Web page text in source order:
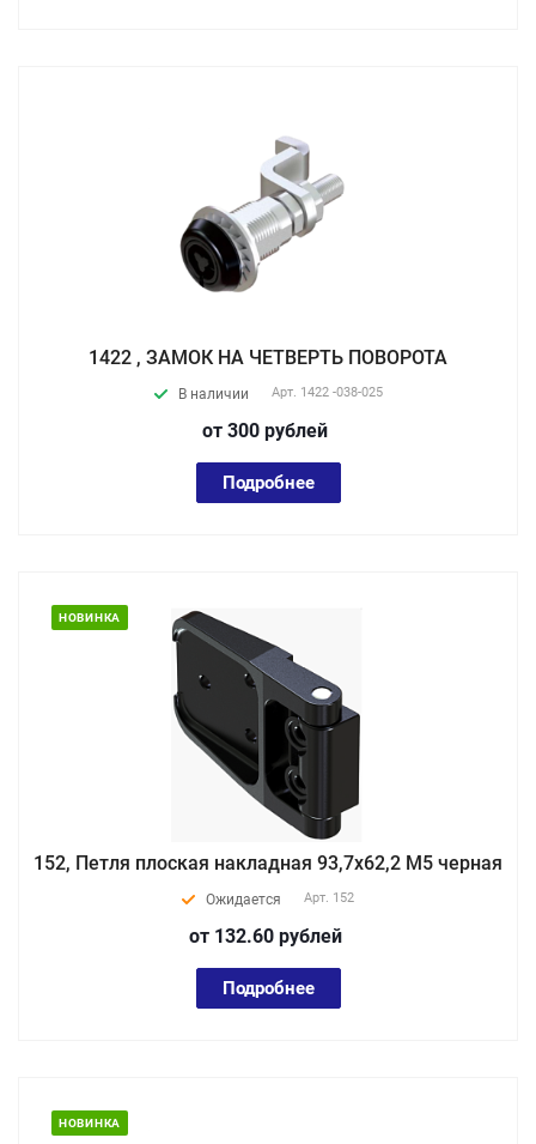
1422 , ЗАМОК НА ЧЕТВЕРТЬ ПОВОРОТА
В наличии Арт. 1422 -038-025
от 300 рублей
Подробнее
НОВИНКА
152, Петля плоская накладная 93,7х62,2 М5 черная
Ожидается Арт. 152
от 132.60 рублей
Подробнее
НОВИНКА